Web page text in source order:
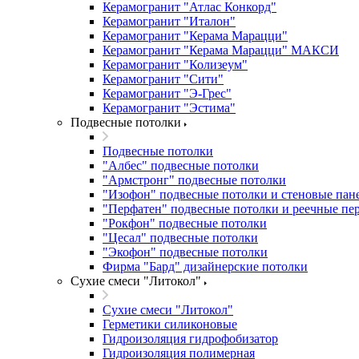
Керамогранит "Атлас Конкорд"
Керамогранит "Италон"
Керамогранит "Керама Марацци"
Керамогранит "Керама Марацци" МАКСИ
Керамогранит "Колизеум"
Керамогранит "Сити"
Керамогранит "Э-Грес"
Керамогранит "Эстима"
Подвесные потолки
Подвесные потолки
"Албес" подвесные потолки
"Армстронг" подвесные потолки
"Изофон" подвесные потолки и стеновые
"Перфатен" подвесные потолки и реечные
"Рокфон" подвесные потолки
"Цесал" подвесные потолки
"Экофон" подвесные потолки
Фирма "Бард" дизайнерские потолки
Сухие смеси "Литокол"
Сухие смеси "Литокол"
Герметики силиконовые
Гидроизоляция гидрофобизатор
Гидроизоляция полимерная